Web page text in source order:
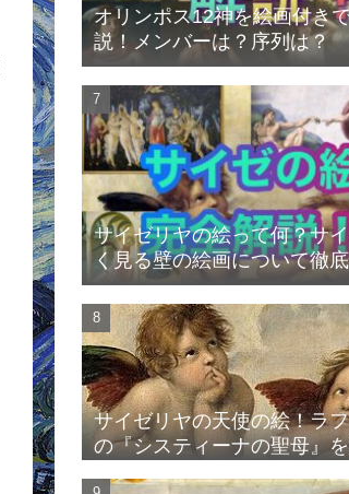
オリンポス12神を絵画付き
説！メンバーは？序列は？
サイゼリヤの絵って何？サ
く見る壁の絵画について徹底
サイゼリヤの天使の絵！ラ
の『システィーナの聖母』